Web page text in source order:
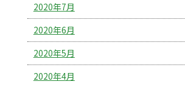
2020年7月
2020年6月
2020年5月
2020年4月